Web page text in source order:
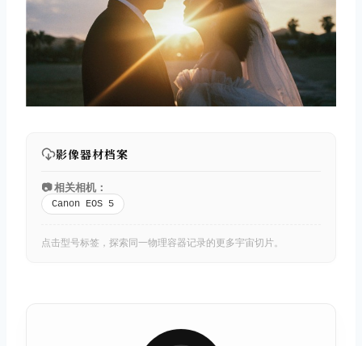
影像器材档案
📷 相关相机：
Canon EOS 5
点击型号标签，探索同一物理容器记录的更多宇宙切片。